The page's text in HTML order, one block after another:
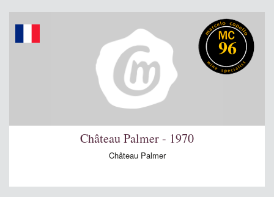
96
Château Palmer - 1970
Château Palmer